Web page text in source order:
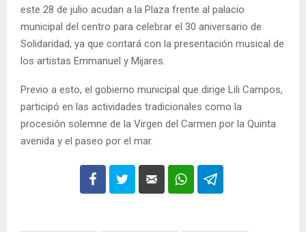
este 28 de julio acudan a la Plaza frente al palacio
municipal del centro para celebrar el 30 aniversario de
Solidaridad, ya que contará con la presentación musical de
los artistas Emmanuel y Mijares.
Previo a esto, el gobierno municipal que dirige Lili Campos,
participó en las actividades tradicionales como la
procesión solemne de la Virgen del Carmen por la Quinta
avenida y el paseo por el mar.